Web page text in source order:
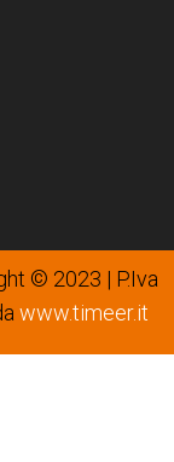
© 2023 | P.Iva
www.timeer.it